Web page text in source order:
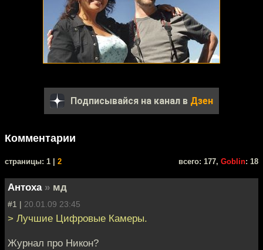
Подписывайся на канал в Дзен
Комментарии
cтраницы: 1 | 2 всего: 177, Goblin: 18
Антоха » мд
#1 | 20.01.09 23:45
> Лучшие Цифровые Камеры.
Журнал про Никон?